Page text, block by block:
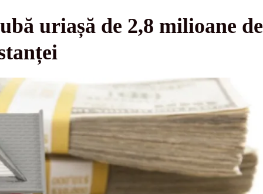
uriașă de 2,8 milioane de